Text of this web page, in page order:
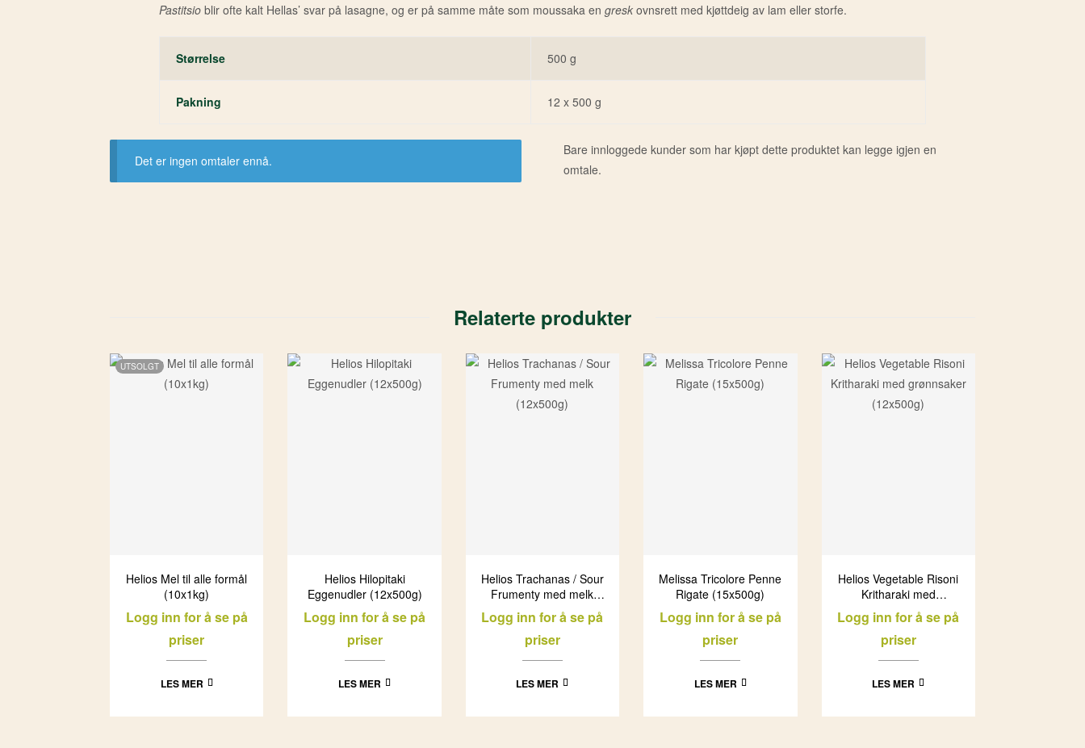
Pastitsio blir ofte kalt Hellas’ svar på lasagne, og er på samme måte som moussaka en gresk ovnsrett med kjøttdeig av lam eller storfe.
Størrelse 500 g
Pakning 12 x 500 g
Det er ingen omtaler ennå.
Bare innloggede kunder som har kjøpt dette produktet kan legge igjen en
omtale.
Relaterte produkter
UTSOLGT
Helios Mel til alle formål
(10x1kg)
Logg inn for å se på
priser
LES MER
Helios Hilopitaki
Eggenudler (12x500g)
Logg inn for å se på
priser
LES MER
Helios Trachanas / Sour
Frumenty med melk
(12x500g)
Logg inn for å se på
priser
LES MER
Melissa Tricolore Penne
Rigate (15x500g)
Logg inn for å se på
priser
LES MER
Helios Vegetable Risoni
Kritharaki med
grønnsaker (12x500g)
Logg inn for å se på
priser
LES MER